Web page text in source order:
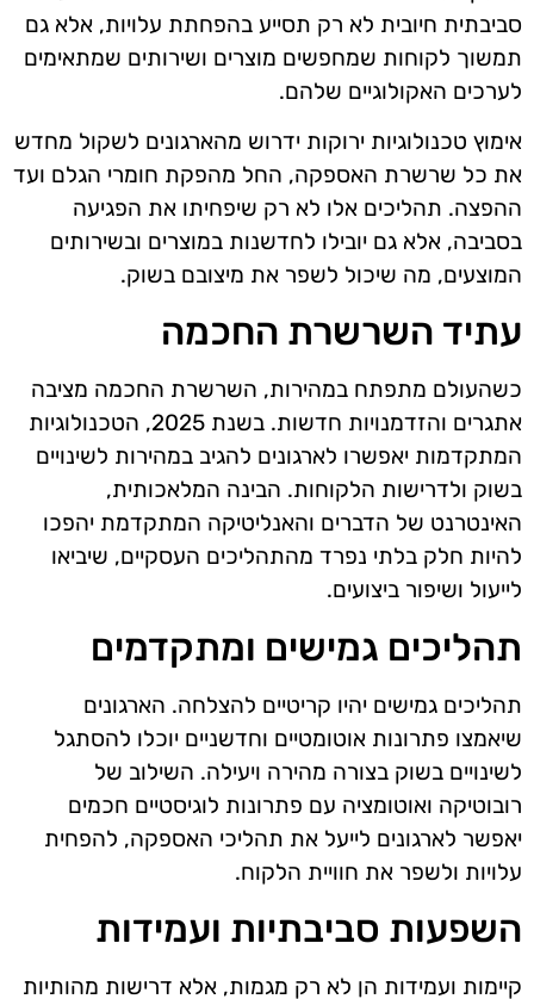
סביבתית חיובית לא רק תסייע בהפחתת עלויות, אלא גם
תמשוך לקוחות שמחפשים מוצרים ושירותים שמתאימים
לערכים האקולוגיים שלהם.
אימוץ טכנולוגיות ירוקות ידרוש מהארגונים לשקול מחדש
את כל שרשרת האספקה, החל מהפקת חומרי הגלם ועד
ההפצה. תהליכים אלו לא רק שיפחיתו את הפגיעה
בסביבה, אלא גם יובילו לחדשנות במוצרים ובשירותים
המוצעים, מה שיכול לשפר את מיצובם בשוק.
עתיד השרשרת החכמה
כשהעולם מתפתח במהירות, השרשרת החכמה מציבה
אתגרים והזדמנויות חדשות. בשנת 2025, הטכנולוגיות
המתקדמות יאפשרו לארגונים להגיב במהירות לשינויים
בשוק ולדרישות הלקוחות. הבינה המלאכותית,
האינטרנט של הדברים והאנליטיקה המתקדמת יהפכו
להיות חלק בלתי נפרד מהתהליכים העסקיים, שיביאו
לייעול ושיפור ביצועים.
תהליכים גמישים ומתקדמים
תהליכים גמישים יהיו קריטיים להצלחה. הארגונים
שיאמצו פתרונות אוטומטיים וחדשניים יוכלו להסתגל
לשינויים בשוק בצורה מהירה ויעילה. השילוב של
רובוטיקה ואוטומציה עם פתרונות לוגיסטיים חכמים
יאפשר לארגונים לייעל את תהליכי האספקה, להפחית
עלויות ולשפר את חוויית הלקוח.
השפעות סביבתיות ועמידות
קיימות ועמידות הן לא רק מגמות, אלא דרישות מהותיות